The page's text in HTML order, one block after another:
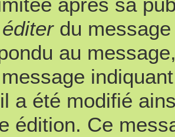
éditerdu message
au
a été modifié
édition. Ce